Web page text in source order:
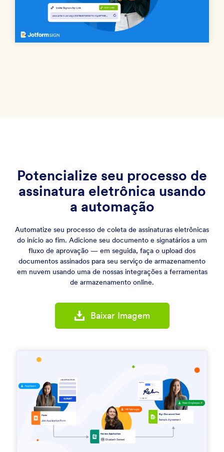
Potencialize seu processo de
assinatura eletrônica usando
a automação
Automatize seu processo de coleta de assinaturas eletrônicas
do início ao fim. Adicione seu documento e signatários a um
fluxo de aprovação — em seguida, faça o upload dos
documentos assinados para seu serviço de armazenamento
em nuvem usando uma de nossas integrações a ferramentas
de armazenamento online.
Baixar Imagem